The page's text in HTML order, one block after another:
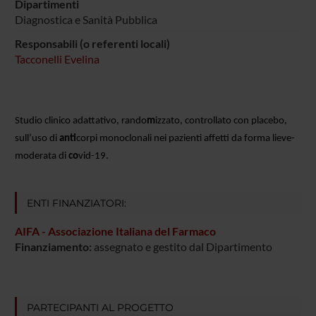
Dipartimenti
Diagnostica e Sanità Pubblica
Responsabili (o referenti locali)
Tacconelli Evelina
Studio clinico adattativo, randomizzato, controllato con placebo,
sull’uso di anticorpi monoclonali nei pazienti affetti da forma lieve-
moderata di covid-19.
ENTI FINANZIATORI:
AIFA - Associazione Italiana del Farmaco
Finanziamento: assegnato e gestito dal Dipartimento
PARTECIPANTI AL PROGETTO